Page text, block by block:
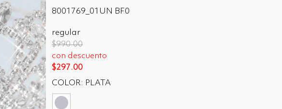
8001769_01UN BF0
regular
Price reduced from
$990.00to
con descuento
$297.00
COLOR: PLATA